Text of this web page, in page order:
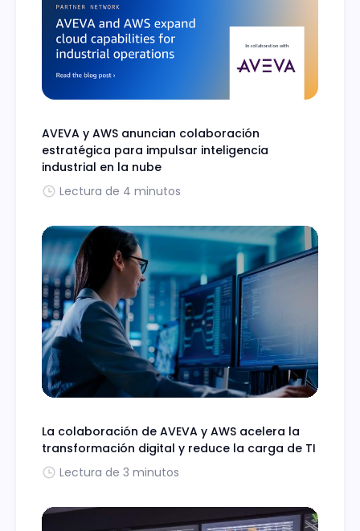
AVEVA y AWS anuncian colaboración
estratégica para impulsar inteligencia
industrial en la nube
Lectura de 4 minutos
La colaboración de AVEVA y AWS acelera la
transformación digital y reduce la carga de TI
Lectura de 3 minutos